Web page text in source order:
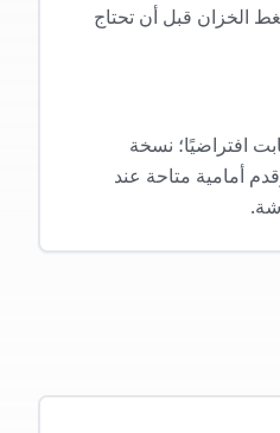
ضغط الخزان قبل أن تحتاج
300 لتر ثابت افتراضيًا؛ نسخة
أمامية متاحة عند